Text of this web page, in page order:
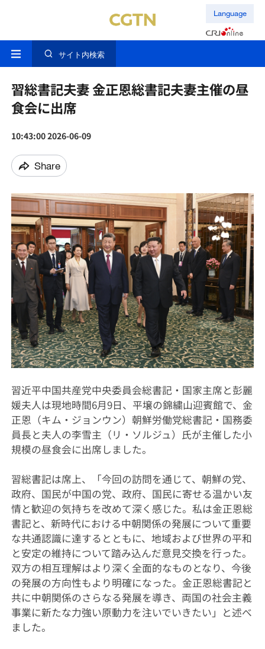
Language
サイト内検索
習総書記夫妻 金正恩総書記夫妻主催の昼
食会に出席
10:43:00 2026-06-09
Share
習近平中国共産党中央委員会総書記・国家主席と彭麗
媛夫人は現地時間6月9日、平壌の錦繍山迎賓館で、金
正恩（キム・ジョンウン）朝鮮労働党総書記・国務委
員長と夫人の李雪主（リ・ソルジュ）氏が主催した小
規模の昼食会に出席しました。
習総書記は席上、「今回の訪問を通じて、朝鮮の党、
政府、国民が中国の党、政府、国民に寄せる温かい友
情と歓迎の気持ちを改めて深く感じた。私は金正恩総
書記と、新時代における中朝関係の発展について重要
な共通認識に達するとともに、地域および世界の平和
と安定の維持について踏み込んだ意見交換を行った。
双方の相互理解はより深く全面的なものとなり、今後
の発展の方向性もより明確になった。金正恩総書記と
共に中朝関係のさらなる発展を導き、両国の社会主義
事業に新たな力強い原動力を注いでいきたい」と述べ
ました。